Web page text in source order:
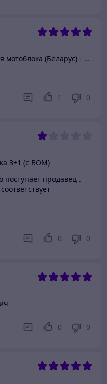
Скоростные шестерни МТЗ для мотоблока (Беларус) - полный комплект
1 0
3+1 (с ВОМ)
продавец .
0 0
0 0